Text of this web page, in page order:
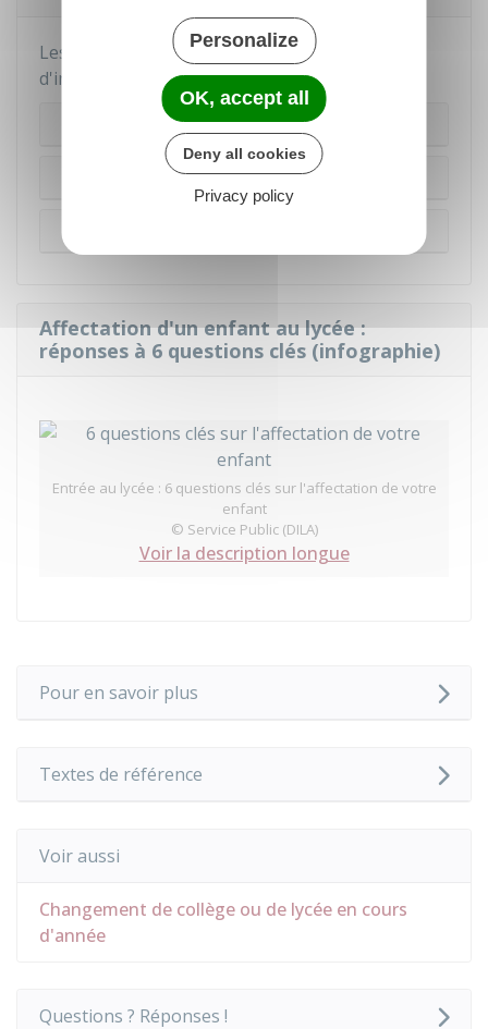
Les démarches diffèrent selon le type
d'inscription.
Inscription à l'entrée au lycée
Réinscription dans le même lycée
Affectation d'un enfant au lycée :
réponses à 6 questions clés (infographie)
Entrée au lycée : 6 questions clés sur l'affectation de votre
enfant
© Service Public (DILA)
Voir la description longue
Pour en savoir plus
Textes de référence
Voir aussi
Changement de collège ou de lycée en cours
d'année
Questions ? Réponses !
Personalize
OK, accept all
Deny all cookies
Privacy policy